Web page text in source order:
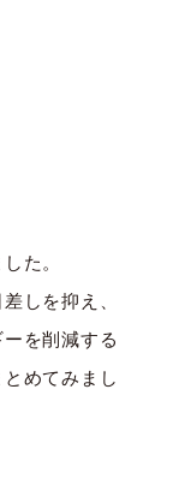
た。
しを抑え、
を削減する
めてみまし